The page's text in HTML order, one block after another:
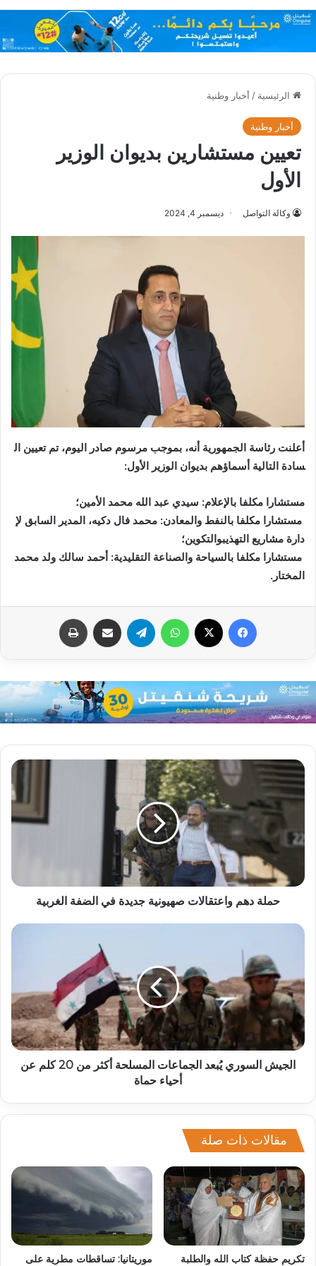
الرئيسية / أخبار وطنية
أخبار وطنية
تعيين مستشارين بديوان الوزير
الأول
وكالة التواصل ديسمبر 4, 2024
أعلنت رئاسة الجمهورية أنه، بموجب مرسوم صادر اليوم، تم تعيين ال
سادة التالية أسماؤهم بديوان الوزير الأول:
مستشارا مكلفا بالإعلام: سيدي عبد الله محمد الأمين؛
مستشارا مكلفا بالنفط والمعادن: محمد فال دكيه، المدير السابق لإ
دارة مشاريع التهذيبوالتكوين؛
مستشارا مكلفا بالسياحة والصناعة التقليدية: أحمد سالك ولد محمد
المختار.
فيسبوك واتساب تيلقرام مشاركة عبر البريد
حملة دهم واعتقالات صهيونية جديدة في الضفة الغربية
الجيش السوري يُبعد الجماعات المسلحة أكثر من 20 كلم عن
أحياء حماة
مقالات ذات صلة
تكريم حفظة كتاب الله والطلبة موريتانيا: تساقطات مطرية على